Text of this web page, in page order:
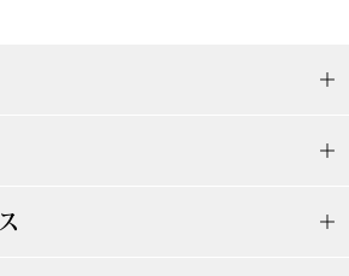
サングラス／